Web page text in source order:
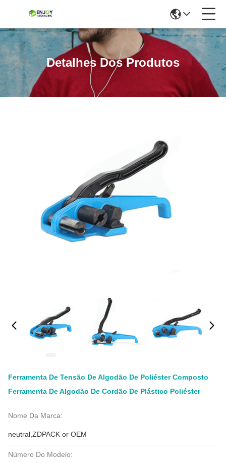
Detalhes Dos Produtos
Ferramenta De Tensão De Algodão De Poliéster Composto
Ferramenta De Algodão De Cordão De Plástico Poliéster
Nome Da Marca:
neutral,ZDPACK or OEM
Número Do Modelo: